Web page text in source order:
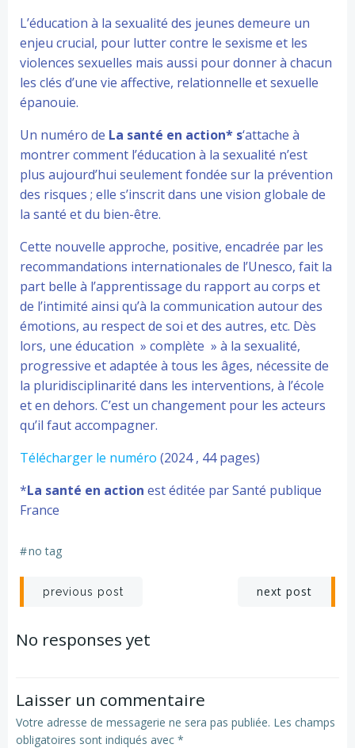
L’éducation à la sexualité des jeunes demeure un
enjeu crucial, pour lutter contre le sexisme et les
violences sexuelles mais aussi pour donner à chacun
les clés d’une vie affective, relationnelle et sexuelle
épanouie.
Un numéro de La santé en action* s‘attache à
montrer comment l’éducation à la sexualité n’est
plus aujourd’hui seulement fondée sur la prévention
des risques ; elle s’inscrit dans une vision globale de
la santé et du bien-être.
Cette nouvelle approche, positive, encadrée par les
recommandations internationales de l’Unesco, fait la
part belle à l’apprentissage du rapport au corps et
de l’intimité ainsi qu’à la communication autour des
émotions, au respect de soi et des autres, etc. Dès
lors, une éducation » complète » à la sexualité,
progressive et adaptée à tous les âges, nécessite de
la pluridisciplinarité dans les interventions, à l’école
et en dehors. C’est un changement pour les acteurs
qu’il faut accompagner.
Télécharger le numéro (2024 , 44 pages)
*La santé en action est éditée par Santé publique
France
#no tag
Navigation
de
previous post
Navigation
next post
No responses yet
Laisser un commentaire
Votre adresse de messagerie ne sera pas publiée. Les champs
obligatoires sont indiqués avec *